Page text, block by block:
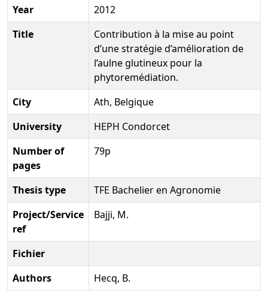
Year
2012
Title
Contribution à la mise au point
d’une stratégie d’amélioration de
l’aulne glutineux pour la
phytoremédiation.
City
Ath, Belgique
University
HEPH Condorcet
Number of
pages
79p
Thesis type
TFE Bachelier en Agronomie
Project/Service
ref
Bajji, M.
Fichier
Authors
Hecq, B.